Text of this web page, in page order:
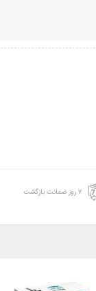
۷ روز ضمانت بازگشت